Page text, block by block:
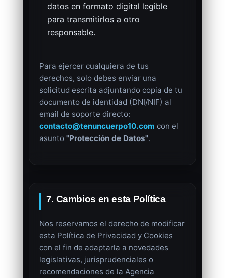
datos en formato digital legible
para transmitirlos a otro
responsable.
Para ejercer cualquiera de tus
derechos, solo debes enviar una
solicitud escrita adjuntando copia de tu
documento de identidad (DNI/NIF) al
email de soporte directo:
contacto@tenuncuerpo10.com con el
asunto "Protección de Datos".
7. Cambios en esta Política
Nos reservamos el derecho de modificar
esta Política de Privacidad y Cookies
con el fin de adaptarla a novedades
legislativas, jurisprudenciales o
recomendaciones de la Agencia